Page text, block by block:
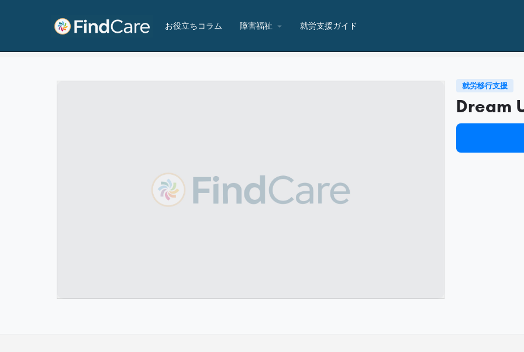
お役立ちコラム 障害福祉 就労支援ガイド
就労移行支援
Dream